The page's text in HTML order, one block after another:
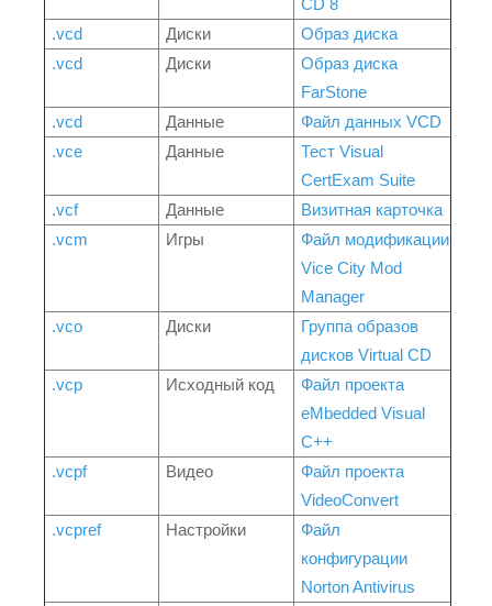
CD 8
.vcd
Диски
Образ диска
.vcd
Диски
Образ диска
FarStone
.vcd
Данные
Файл данных VCD
.vce
Данные
Тест Visual
CertExam Suite
.vcf
Данные
Визитная карточка
.vcm
Игры
Файл модификации
Vice City Mod
Manager
.vco
Диски
Группа образов
дисков Virtual CD
.vcp
Исходный код
Файл проекта
eMbedded Visual
C++
.vcpf
Видео
Файл проекта
VideoConvert
.vcpref
Настройки
Файл
конфигурации
Norton Antivirus